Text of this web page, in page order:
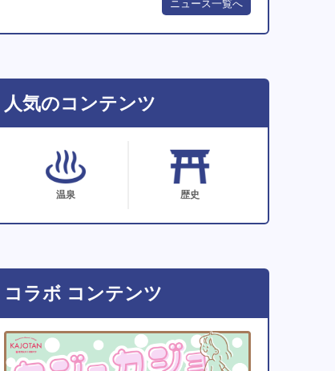
ニュース一覧へ
人気のコンテンツ
温泉 歴史
コラボ コンテンツ